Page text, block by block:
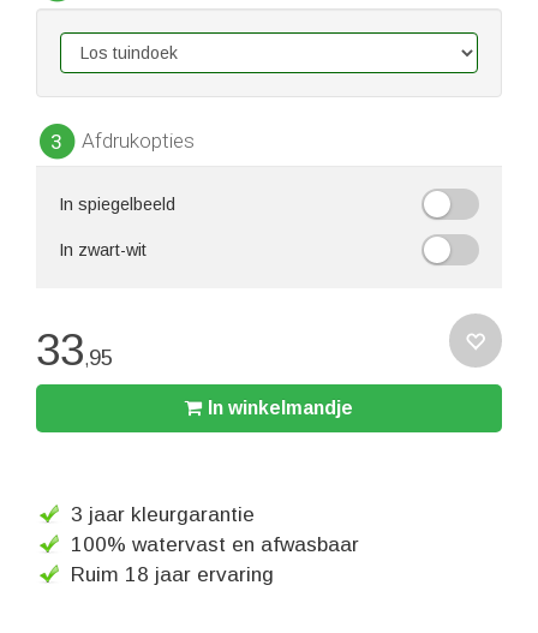
3 Afdrukopties
In spiegelbeeld
In zwart-wit
33,95
In winkelmandje
3 jaar kleurgarantie
100% watervast en afwasbaar
Ruim 18 jaar ervaring